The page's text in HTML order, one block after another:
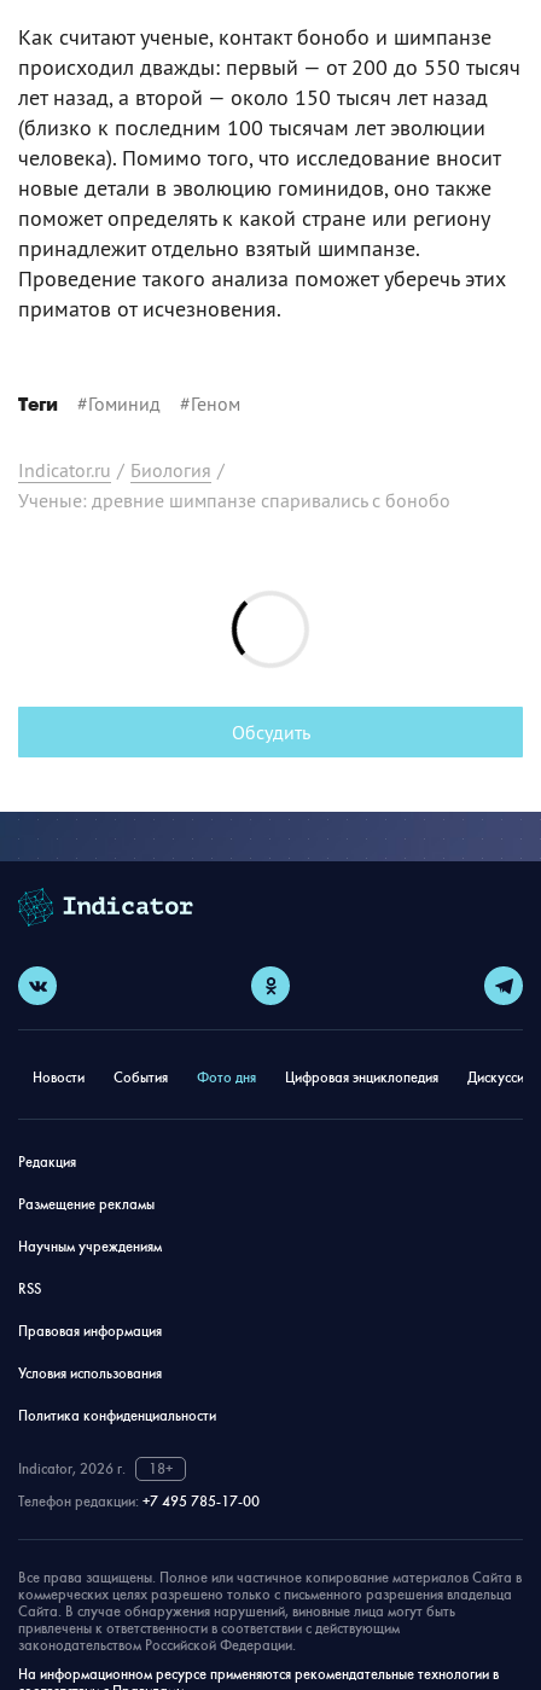
Как считают ученые, контакт бонобо и шимпанзе
происходил дважды: первый — от 200 до 550 тысяч
лет назад, а второй — около 150 тысяч лет назад
(близко к последним 100 тысячам лет эволюции
человека). Помимо того, что исследование вносит
новые детали в эволюцию гоминидов, оно также
поможет определять к какой стране или региону
принадлежит отдельно взятый шимпанзе.
Проведение такого анализа поможет уберечь этих
приматов от исчезновения.
Теги #Гоминид #Геном
Indicator.ru / Биология /
Ученые: древние шимпанзе спаривались с бонобо
Обсудить
Новости События Фото дня Цифровая энциклопедия
Редакция
Размещение рекламы
Научным учреждениям
RSS
Правовая информация
Условия использования
Политика конфиденциальности
Indicator, 2026 г.
18+
Телефон редакции: +7 495 785-17-00
Все права защищены. Полное или частичное копирование материалов Сайта в
коммерческих целях разрешено только с письменного разрешения владельца
Сайта. В случае обнаружения нарушений, виновные лица могут быть
привлечены к ответственности в соответствии с действующим
законодательством Российской Федерации.
На информационном ресурсе применяются рекомендательные технологии в